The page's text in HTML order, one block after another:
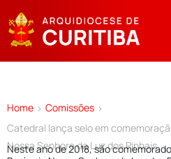
Home > Comissões >
Catedral lança selo em
Nossa Senhora da Luz dos Pinhais
Neste ano de 2018, são